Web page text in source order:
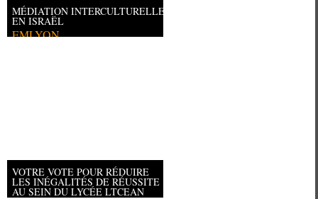
MÉDIATION INTERCULTURELLE
EN ISRAËL
EMLYON
VOTRE VOTE POUR RÉDUIRE
LES INÉGALITÉS DE RÉUSSITE
AU SEIN DU LYCÉE LTCEAN